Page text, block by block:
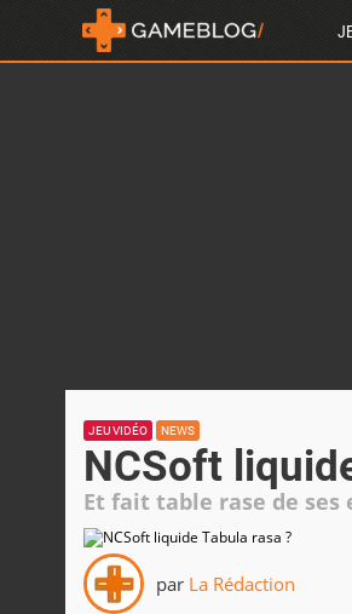
JEU VIDÉO NEWS
NCSoft
Et fait table rase de ses
par La Rédaction